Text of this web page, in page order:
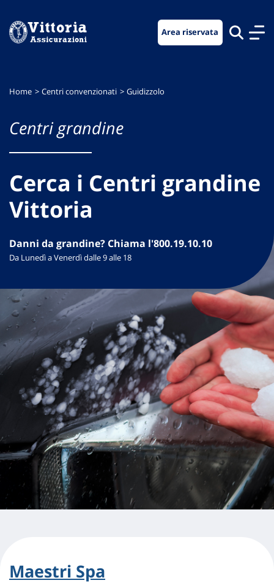
menu
contenuto
footer
Area riservata
Home Centri convenzionati Guidizzolo
Centri grandine
Cerca i Centri grandine
Vittoria
Danni da grandine? Chiama l'800.19.10.10
Da Lunedì a Venerdì dalle 9 alle 18
Maestri Spa